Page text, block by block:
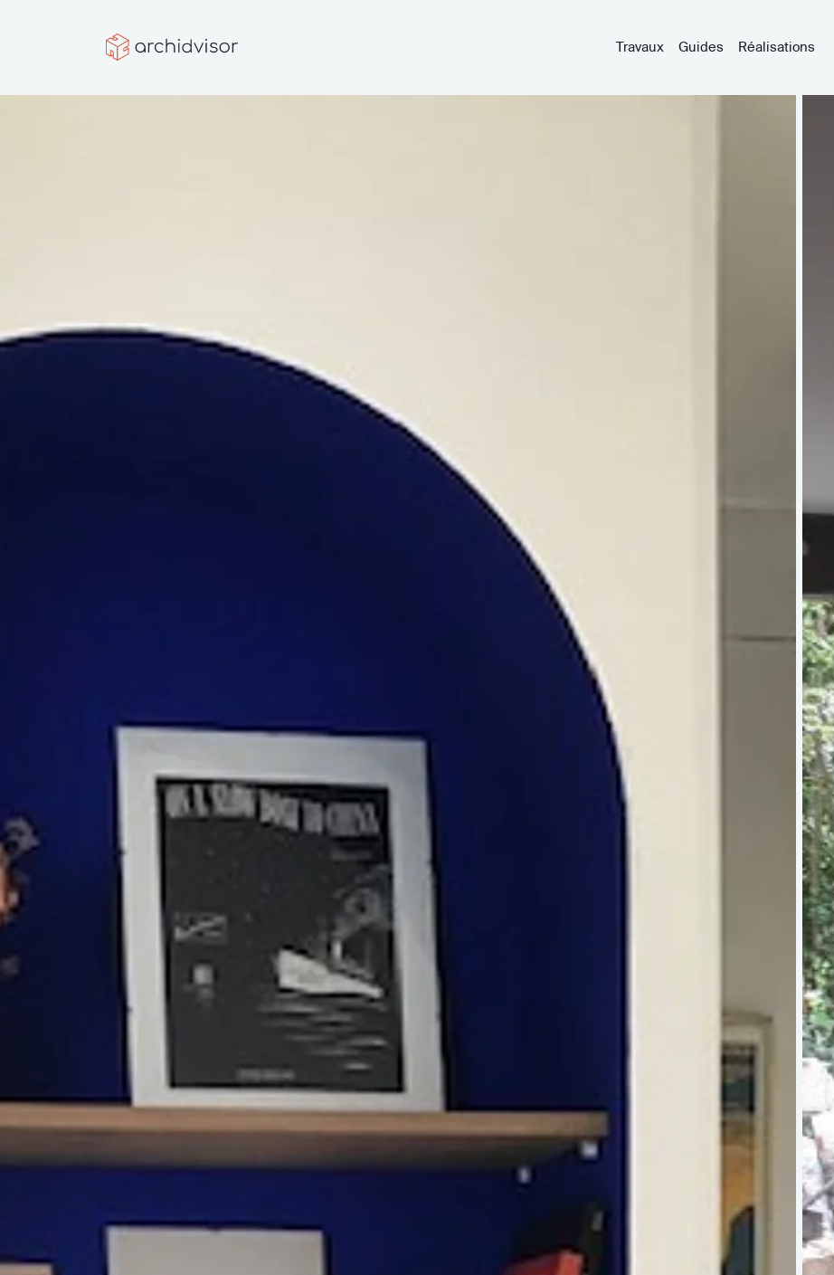
Travaux Guides Réalisations